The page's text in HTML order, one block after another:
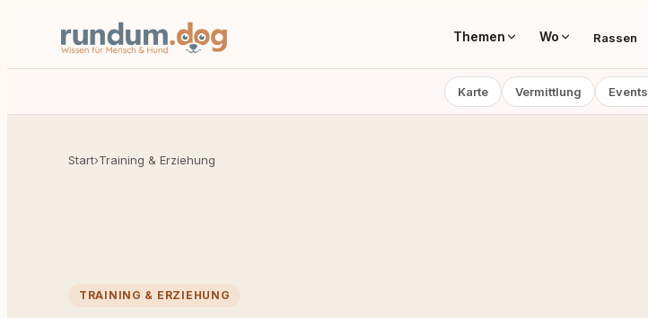
Themen Wo Rassen
Karte Vermittlung Events
Start›Training & Erziehung
TRAINING & ERZIEHUNG